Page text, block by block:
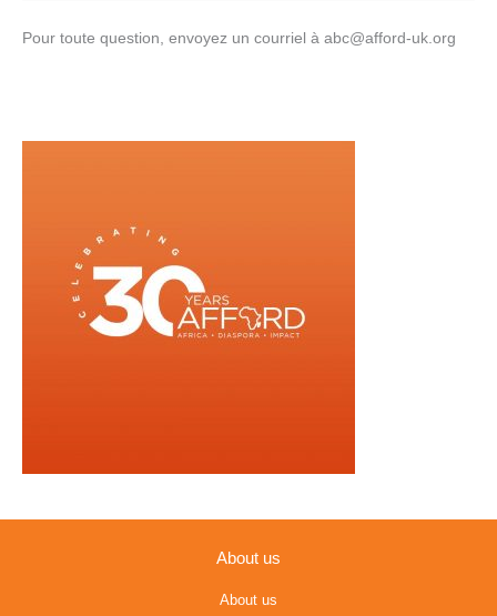
Pour toute question, envoyez un courriel à abc@afford-uk.org
About us
About us